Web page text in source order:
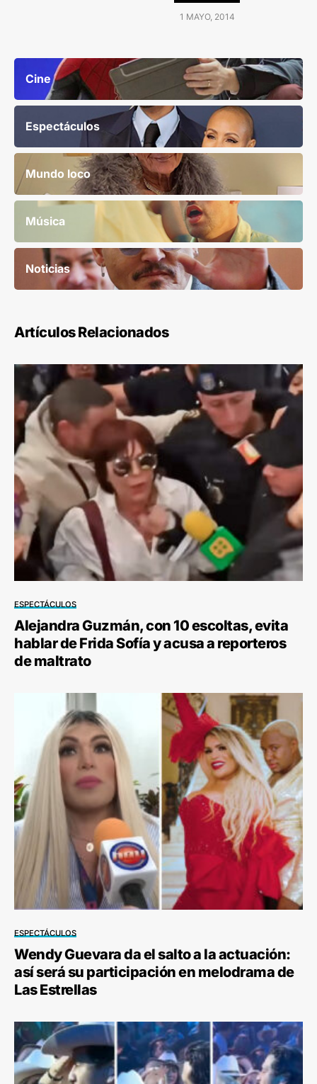
1 MAYO, 2014
Cine
Espectáculos
Mundo loco
Música
Noticias
Artículos Relacionados
ESPECTÁCULOS
Alejandra Guzmán, con 10 escoltas, evita
hablar de Frida Sofía y acusa a reporteros
de maltrato
ESPECTÁCULOS
Wendy Guevara da el salto a la actuación:
así será su participación en melodrama de
Las Estrellas